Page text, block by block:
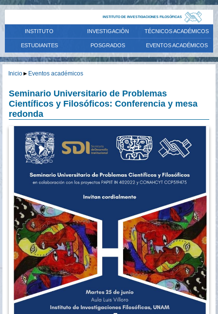
INSTITUTO DE INVESTIGACIONES FILOSÓFICAS
INSTITUTO INVESTIGACIÓN TÉCNICOS ACADÉMICOS
ESTUDIANTES POSGRADOS EVENTOS ACADÉMICOS
Inicio► Eventos académicos
Seminario Universitario de Problemas
Científicos y Filosóficos: Conferencia y mesa
redonda